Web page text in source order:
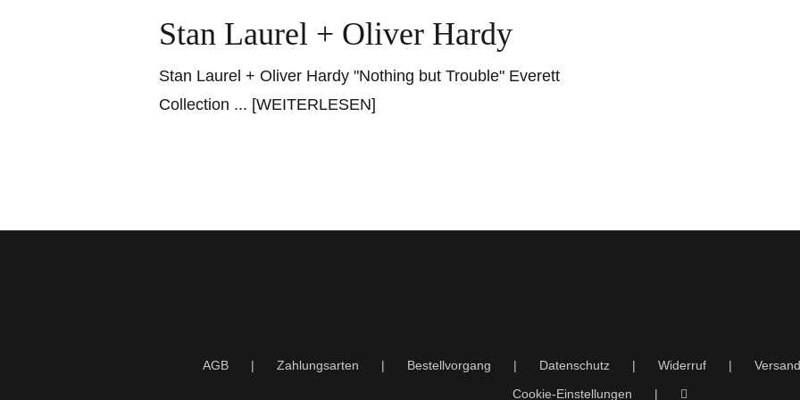
Stan Laurel + Oliver Hardy
Stan Laurel + Oliver Hardy "Nothing but Trouble" Everett
Collection ... [WEITERLESEN]
AGB Zahlungsarten Bestellvorgang Datenschutz Widerruf
Cookie-Einstellungen